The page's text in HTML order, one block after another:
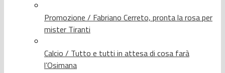
Promozione / Fabriano Cerreto, pronta la rosa per
mister Tiranti
Calcio / Tutto e tutti in attesa di cosa farà
l’Osimana